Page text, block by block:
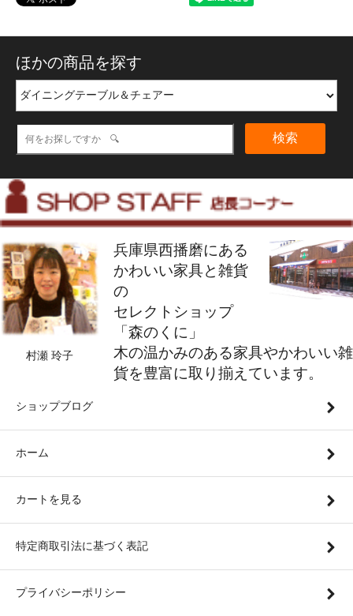
ほかの商品を探す
検索
村瀬 玲子
兵庫県西播磨にある
かわいい家具と雑貨
の
セレクトショップ
「森のくに」
木の温かみのある家具やかわいい雑
貨を豊富に取り揃えています。
ショップブログ
ホーム
カートを見る
特定商取引法に基づく表記
プライバシーポリシー